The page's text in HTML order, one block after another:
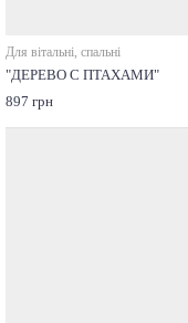
Для вітальні, спальні
"ДЕРЕВО С ПТАХАМИ"
897 грн